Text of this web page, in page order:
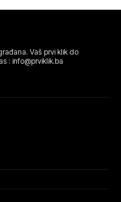
Vaš prvi klik do
: info@prviklik.ba